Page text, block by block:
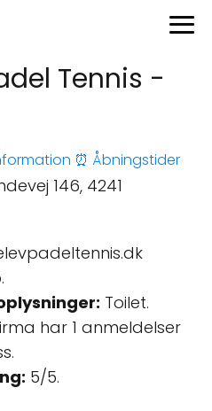
Tennis -
⏰ Åbningstider
146, 4241
Toilet.
har 1 anmeldelser
5/5.